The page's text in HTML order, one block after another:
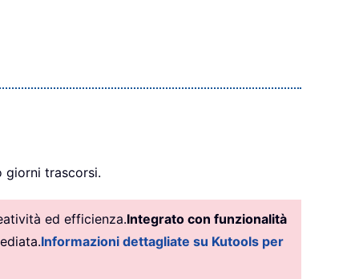
giorni trascorsi.
ed efficienza.Integrato con funzionalità
Informazioni dettagliate su Kutools per